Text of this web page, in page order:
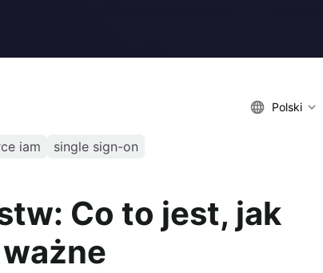
Polski
iam single sign-on
Co to jest, jak